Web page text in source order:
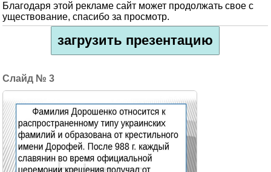
Благодаря этой рекламе сайт может продолжать свое с
уществование, спасибо за просмотр.
загрузить презентацию
3